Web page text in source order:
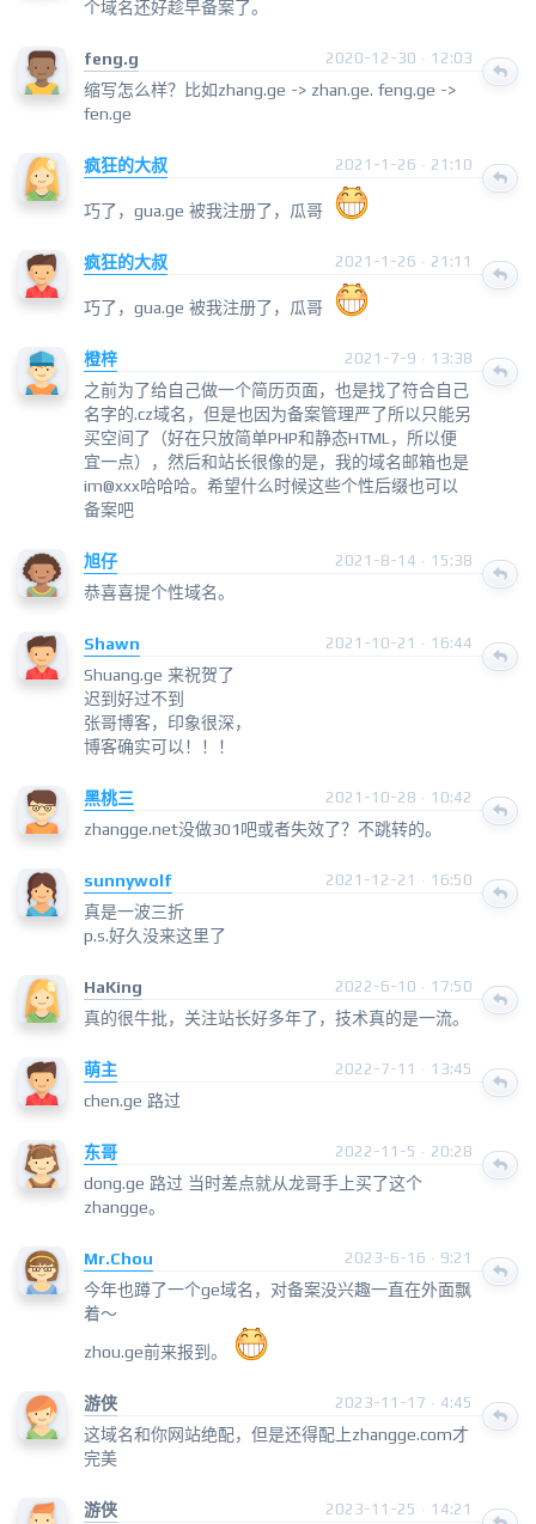
个域名还好趁早备案了。
feng.g 2020-12-30 · 12:03
缩写怎么样？比如zhang.ge -> zhan.ge. feng.ge ->
fen.ge
疯狂的大叔 2021-1-26 · 21:10
巧了，gua.ge 被我注册了，瓜哥
疯狂的大叔 2021-1-26 · 21:11
巧了，gua.ge 被我注册了，瓜哥
橙梓 2021-7-9 · 13:38
之前为了给自己做一个简历页面，也是找了符合自己
名字的.cz域名，但是也因为备案管理严了所以只能另
买空间了（好在只放简单PHP和静态HTML，所以便
宜一点），然后和站长很像的是，我的域名邮箱也是
im@xxx哈哈哈。希望什么时候这些个性后缀也可以
备案吧
旭仔 2021-8-14 · 15:38
恭喜喜提个性域名。
Shawn 2021-10-21 · 16:44
Shuang.ge 来祝贺了
迟到好过不到
张哥博客，印象很深，
博客确实可以！！！
黑桃三 2021-10-28 · 10:42
zhangge.net没做301吧或者失效了？不跳转的。
sunnywolf 2021-12-21 · 16:50
真是一波三折
p.s.好久没来这里了
HaKing 2022-6-10 · 17:50
真的很牛批，关注站长好多年了，技术真的是一流。
萌主 2022-7-11 · 13:45
chen.ge 路过
东哥 2022-11-5 · 20:28
dong.ge 路过 当时差点就从龙哥手上买了这个
zhangge。
Mr.Chou 2023-6-16 · 9:21
今年也蹲了一个ge域名，对备案没兴趣一直在外面飘
着～
zhou.ge前来报到。
游侠 2023-11-17 · 4:45
这域名和你网站绝配，但是还得配上zhangge.com才
完美
游侠 2023-11-25 · 14:21